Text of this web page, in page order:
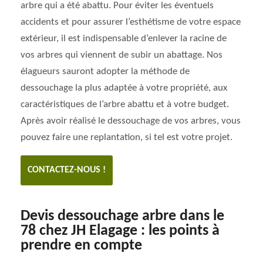
arbre qui a été abattu. Pour éviter les éventuels
accidents et pour assurer l’esthétisme de votre espace
extérieur, il est indispensable d’enlever la racine de
vos arbres qui viennent de subir un abattage. Nos
élagueurs sauront adopter la méthode de
dessouchage la plus adaptée à votre propriété, aux
caractéristiques de l’arbre abattu et à votre budget.
Après avoir réalisé le dessouchage de vos arbres, vous
pouvez faire une replantation, si tel est votre projet.
CONTACTEZ-NOUS !
Devis dessouchage arbre dans le
78 chez JH Elagage : les points à
prendre en compte